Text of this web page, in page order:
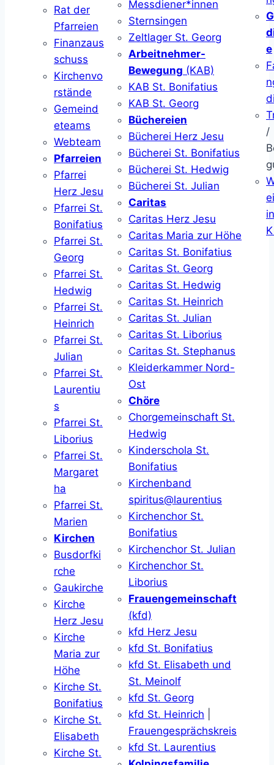
Rat der
Pfarreien
Finanzaus
schuss
Kirchenvo
rstände
Gemeind
eteams
Webteam
Pfarreien
Pfarrei
Herz Jesu
Pfarrei St.
Bonifatius
Pfarrei St.
Georg
Pfarrei St.
Hedwig
Pfarrei St.
Heinrich
Pfarrei St.
Julian
Pfarrei St.
Laurentiu
s
Pfarrei St.
Liborius
Pfarrei St.
Margaret
ha
Pfarrei St.
Marien
Kirchen
Busdorfki
rche
Gaukirche
Kirche
Herz Jesu
Kirche
Maria zur
Höhe
Kirche St.
Bonifatius
Kirche St.
Elisabeth
Kirche St.
Messdiener*innen
Sternsingen
Zeltlager St. Georg
Arbeitnehmer-
Bewegung (KAB)
KAB St. Bonifatius
KAB St. Georg
Büchereien
Bücherei Herz Jesu
Bücherei St. Bonifatius
Bücherei St. Hedwig
Bücherei St. Julian
Caritas
Caritas Herz Jesu
Caritas Maria zur Höhe
Caritas St. Bonifatius
Caritas St. Georg
Caritas St. Hedwig
Caritas St. Heinrich
Caritas St. Julian
Caritas St. Liborius
Caritas St. Stephanus
Kleiderkammer Nord-
Ost
Chöre
Chorgemeinschaft St.
Hedwig
Kinderschola St.
Bonifatius
Kirchenband
spiritus@laurentius
Kirchenchor St.
Bonifatius
Kirchenchor St. Julian
Kirchenchor St.
Liborius
Frauengemeinschaft
(kfd)
kfd Herz Jesu
kfd St. Bonifatius
kfd St. Elisabeth und
St. Meinolf
kfd St. Georg
kfd St. Heinrich
Frauengesprächskreis
kfd St. Laurentius
e
/